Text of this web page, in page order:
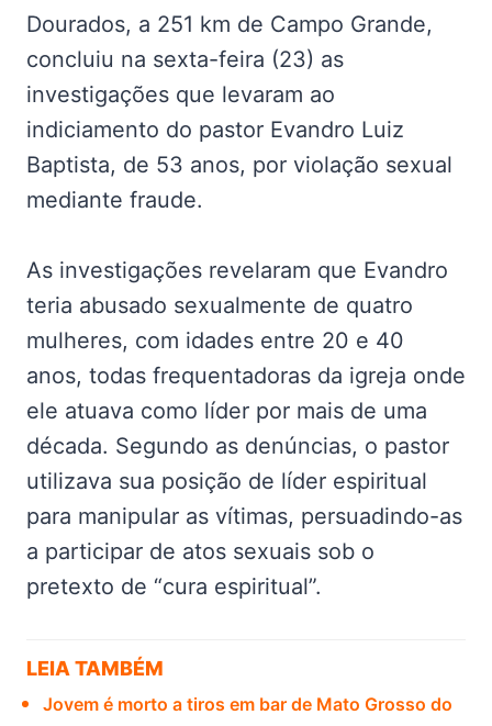
Dourados, a 251 km de Campo Grande,
concluiu na sexta-feira (23) as
investigações que levaram ao
indiciamento do pastor Evandro Luiz
Baptista, de 53 anos, por violação sexual
mediante fraude.
As investigações revelaram que Evandro
teria abusado sexualmente de quatro
mulheres, com idades entre 20 e 40
anos, todas frequentadoras da igreja onde
ele atuava como líder por mais de uma
década. Segundo as denúncias, o pastor
utilizava sua posição de líder espiritual
para manipular as vítimas, persuadindo-as
a participar de atos sexuais sob o
pretexto de “cura espiritual”.
LEIA TAMBÉM
Jovem é morto a tiros em bar de Mato Grosso do